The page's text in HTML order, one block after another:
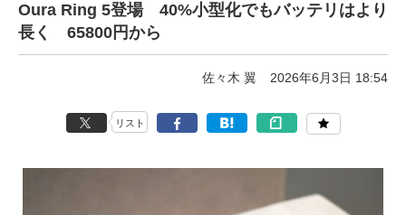
Oura Ring 5登場 40%小型化でもバッテリはより
長く 65800円から
佐々木 翼 2026年6月3日 18:54
リスト